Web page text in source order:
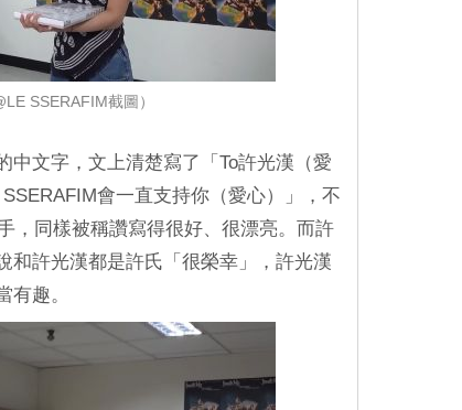
SSERAFIM截圖）
文字，文上清楚寫了「To許光漢（愛
會一直支持你（愛心）」，不
，同樣被稱讚寫得很好、很漂亮。而許
和許光漢都是許氏「很榮幸」，許光漢
趣。